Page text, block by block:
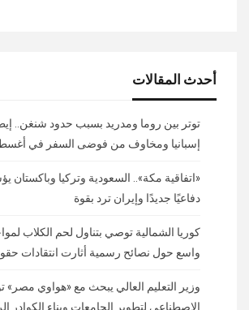
أحدث المقالات
توتر بين روما ومدريد بسبب حدود شنغن..
إسبانيا ومخاوف من فوضى السفر في
«اتفاقية مكة».. السعودية وتركيا وباكستان
دفاعيًا جديدًا وإيران ترد بقوة
كوريا الشمالية توصي بتناول لحم الكلاب
واسع حول نصائح رسمية أثارت انتقادات
وزير التعليم العالي يبحث مع «هواوي مصر»
الاصطناعي لتطوير الجامعات وبناء الكوادر